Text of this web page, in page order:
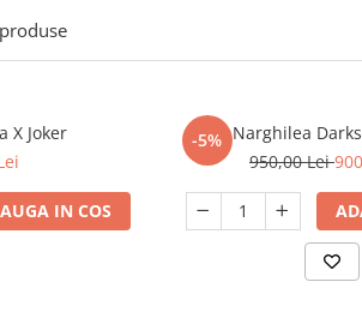
produse
X Joker
IN COS
-5% Narghilea
950,00 Lei